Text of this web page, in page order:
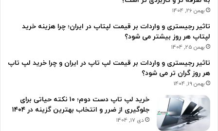
بهمن 26, 1404
تاثیر رجیستری و واردات بر قیمت لپتاپ در ایران؛ چرا هزینه خرید
لپتاپ هر روز بیشتر می شود؟
بهمن 25, 1404
تاثیر رجیستری و واردات بر قیمت لپ تاپ در ایران و چرا خرید لپ تاپ
هر روز گران تر می شود؟
بهمن 19, 1404
خرید لپ تاپ دست دوم؛ ۱۰ نکته حیاتی برای
جلوگیری از ضرر و انتخاب بهترین گزینه در ۱۴۰۴
دی 17, 1404